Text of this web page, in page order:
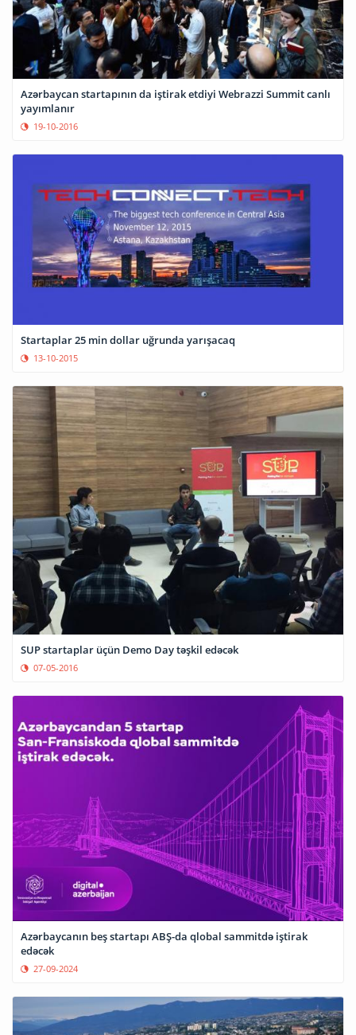
Azərbaycan startapının da iştirak etdiyi Webrazzi Summit canlı
yayımlanır
19-10-2016
Startaplar 25 min dollar uğrunda yarışacaq
13-10-2015
SUP startaplar üçün Demo Day təşkil edəcək
07-05-2016
Azərbaycanın beş startapı ABŞ-da qlobal sammitdə iştirak
edəcək
27-09-2024